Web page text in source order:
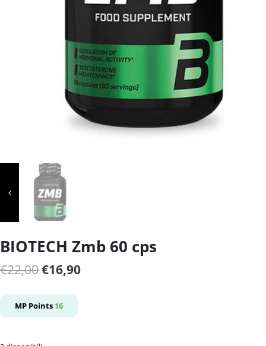
BIOTECH Zmb 60 cps
€22,00Il
originale
€22,00.
€16,90Il
MP Points 16